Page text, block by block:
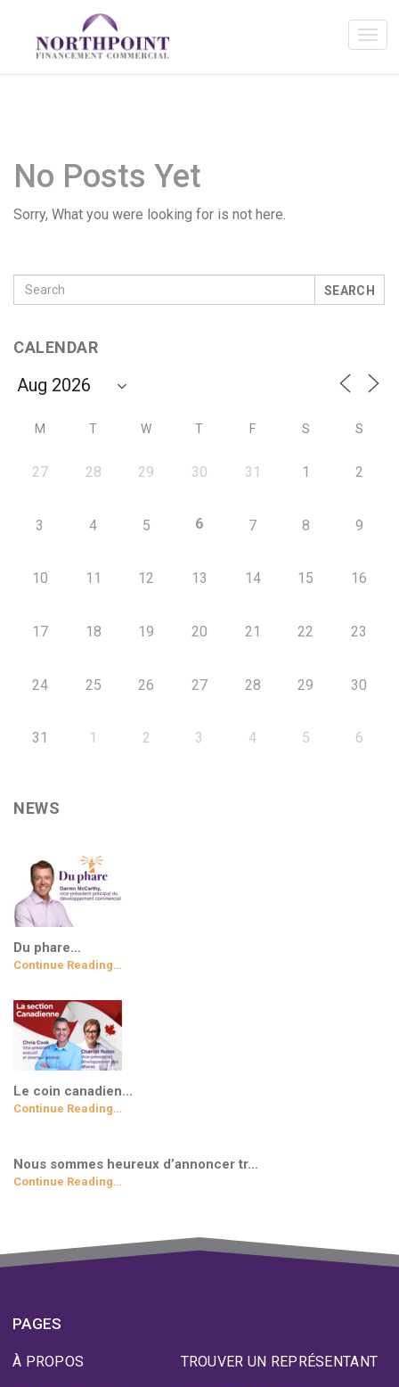
No Posts Yet
Sorry, What you were looking for is not here.
SEARCH
CALENDAR
M T W T F S S
27 28 29 30 31 1 2
3 4 5 6 7 8 9
10 11 12 13 14 15 16
17 18 19 20 21 22 23
24 25 26 27 28 29 30
31 1 2 3 4 5 6
NEWS
Du phare…
Continue Reading…
Le coin canadien…
Continue Reading…
Nous sommes heureux d’annoncer tr…
Continue Reading…
PAGES
À PROPOS TROUVER UN REPRÉSENTANT